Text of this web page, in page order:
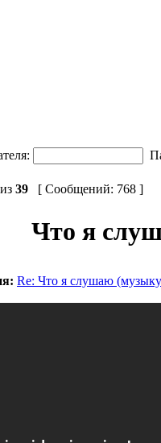
из 39 [ Сообщений: 768 ]
Что я
Re: Что я слушаю